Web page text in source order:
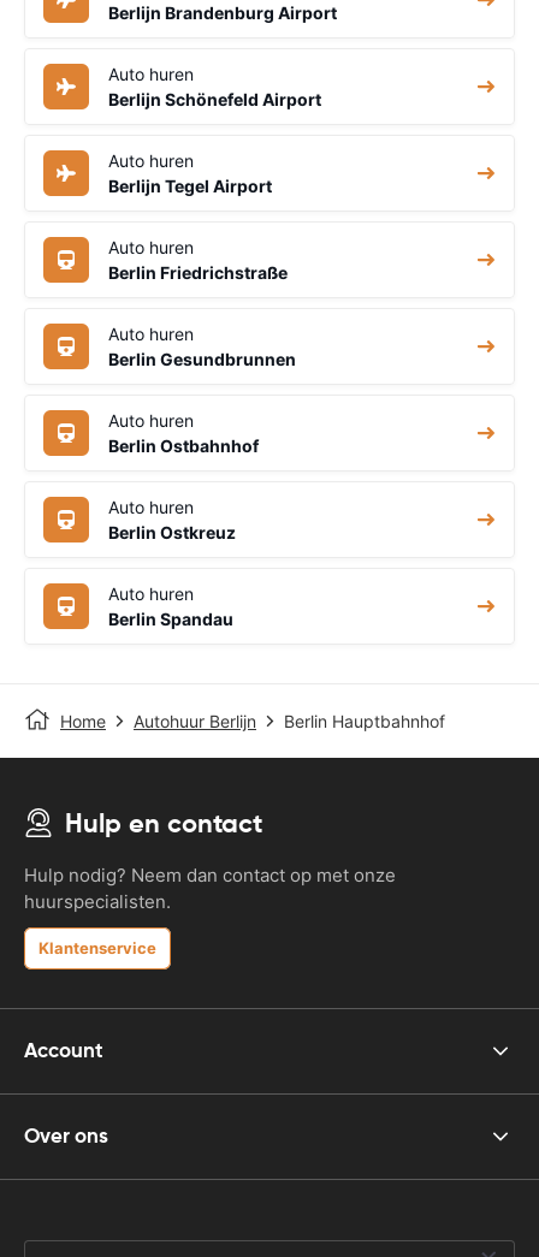
Berlijn Brandenburg Airport
Auto huren
Berlijn Schönefeld Airport
Auto huren
Berlijn Tegel Airport
Auto huren
Berlin Friedrichstraße
Auto huren
Berlin Gesundbrunnen
Auto huren
Berlin Ostbahnhof
Auto huren
Berlin Ostkreuz
Auto huren
Berlin Spandau
Home Autohuur Berlijn Berlin Hauptbahnhof
Hulp en contact
Hulp nodig? Neem dan contact op met onze
huurspecialisten.
Klantenservice
Account
Over ons